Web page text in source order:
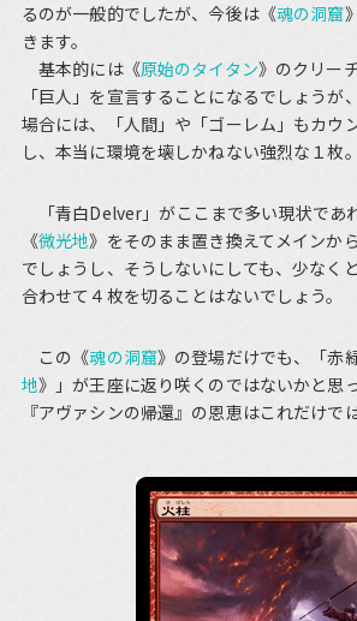
るのが一般的でしたが、今後は《魂の洞窟
きます。
基本的には《原始のタイタン》のクリー
「巨人」を宣言することになるでしょうが
場合には、「人間」や「ゴーレム」もカウ
し、本当に環境を壊しかねない強烈な１枚。
「青白Delver」がここまで多い現状であ
《微光地》をそのまま置き換えてメインか
でしょうし、そうしないにしても、少なく
合わせて４枚を切ることはないでしょう。
この《魂の洞窟》の登場だけでも、「赤
地》」が王座に返り咲くのではないかと思
『アヴァシンの帰還』の恩恵はこれだけで